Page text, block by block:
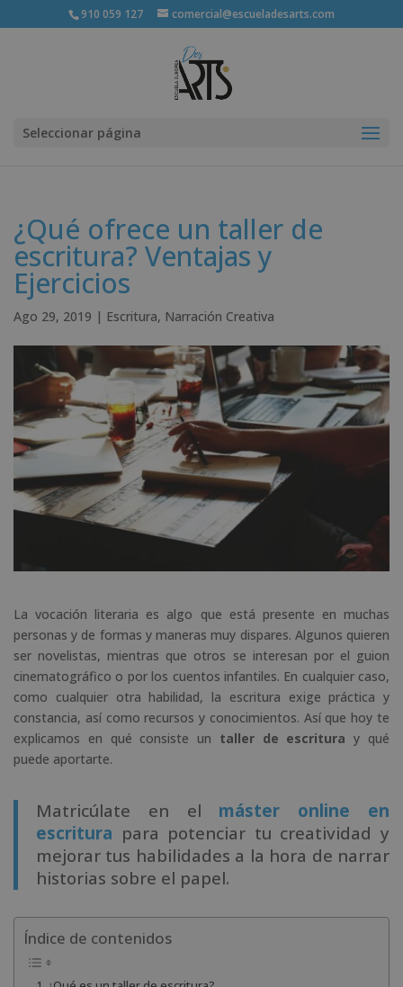
910 059 127 comercial@escueladesarts.com
Seleccionar página
¿Qué ofrece un taller de
escritura? Ventajas y
Ejercicios
Ago 29, 2019 | Escritura, Narración Creativa
La vocación literaria es algo que está presente en muchas
personas y de formas y maneras muy dispares. Algunos quieren
ser novelistas, mientras que otros se interesan por el guion
cinematográfico o por los cuentos infantiles. En cualquier caso,
como cualquier otra habilidad, la escritura exige práctica y
constancia, así como recursos y conocimientos. Así que hoy te
explicamos en qué consiste un taller de escritura y qué
puede aportarte.
Matricúlate en el máster online en
escritura para potenciar tu creatividad y
mejorar tus habilidades a la hora de narrar
historias sobre el papel.
Índice de contenidos